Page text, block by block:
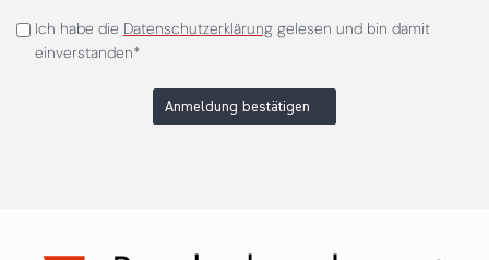
Ich habe die Datenschutzerklärunggelesen und bin damit
einverstanden*
Anmeldung bestätigen